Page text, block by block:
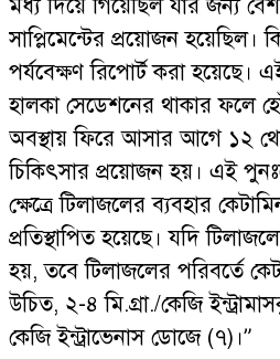
মধ্য দিয়ে গিয়েছিল যার জন্য
সাপ্লিমেন্টের প্রয়োজন হয়েছিল।
পর্যবেক্ষণ রিপোর্ট করা হয়েছে।
হালকা সেডেশনের থাকার ফলে
অবস্থায় ফিরে আসার আগে ১২
চিকিৎসার প্রয়োজন হয়। এই
ক্ষেত্রে টিলাজলের ব্যবহার
প্রতিস্থাপিত হয়েছে। যদি
হয়, তবে টিলাজলের পরিবর্তে
উচিত, ২-৪ মি.গ্রা./কেজি
কেজি ইন্ট্রাভেনাস ডোজে (৭)।”